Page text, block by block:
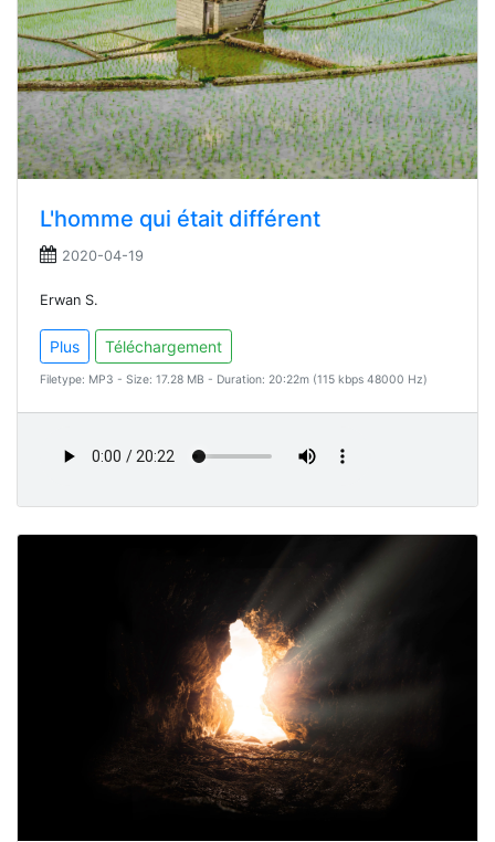
L'homme qui était différent
2020-04-19
Erwan S.
Plus Téléchargement
Filetype: MP3 - Size: 17.28 MB - Duration: 20:22m (115 kbps 48000 Hz)